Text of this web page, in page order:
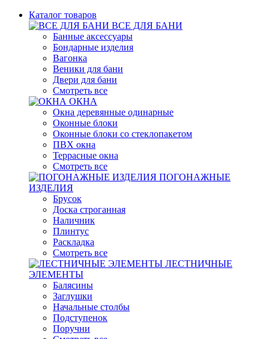
Каталог товаров
ВСЕ ДЛЯ БАНИ
Банные аксессуары
Бондарные изделия
Вагонка
Веники для бани
Двери для бани
Смотреть все
ОКНА
Окна деревянные одинарные
Оконные блоки
Оконные блоки со стеклопакетом
ПВХ окна
Террасные окна
Смотреть все
ПОГОНАЖНЫЕ
ИЗДЕЛИЯ
Брусок
Доска строганная
Наличник
Плинтус
Раскладка
Смотреть все
ЛЕСТНИЧНЫЕ
ЭЛЕМЕНТЫ
Балясины
Заглушки
Начальные столбы
Подступенок
Поручни